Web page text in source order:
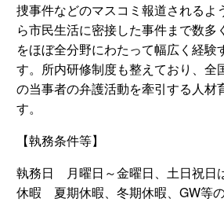
捜事件などのマスコミ報道されるよ
ら市民生活に密接した事件まで数多
をほぼ全分野にわたって幅広く経験
す。所内研修制度も整えており、全
の当事者の弁護活動を牽引する人材
す。
【執務条件等】
執務日 月曜日～金曜日、土日祝日
休暇 夏期休暇、冬期休暇、GW等